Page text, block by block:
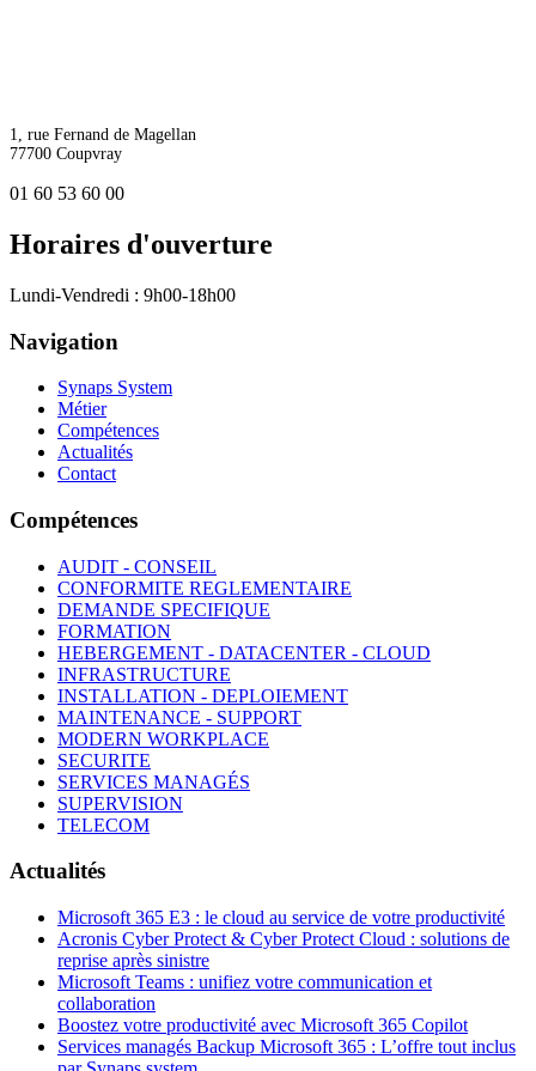
1, rue Fernand de Magellan
77700 Coupvray
01 60 53 60 00
Horaires d'ouverture
Lundi-Vendredi : 9h00-18h00
Navigation
Synaps System
Métier
Compétences
Actualités
Contact
Compétences
AUDIT - CONSEIL
CONFORMITE REGLEMENTAIRE
DEMANDE SPECIFIQUE
FORMATION
HEBERGEMENT - DATACENTER - CLOUD
INFRASTRUCTURE
INSTALLATION - DEPLOIEMENT
MAINTENANCE - SUPPORT
MODERN WORKPLACE
SECURITE
SERVICES MANAGÉS
SUPERVISION
TELECOM
Actualités
Microsoft 365 E3 : le cloud au service de votre productivité
Acronis Cyber Protect & Cyber Protect Cloud : solutions de
reprise après sinistre
Microsoft Teams : unifiez votre communication et
collaboration
Boostez votre productivité avec Microsoft 365 Copilot
Services managés Backup Microsoft 365 : L’offre tout inclus